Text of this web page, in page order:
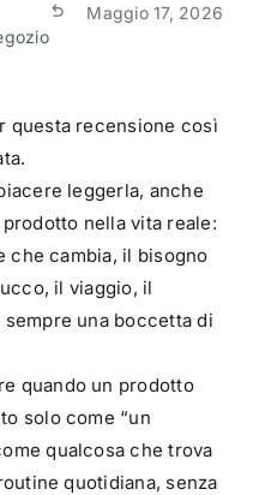
Maggio 17, 2026
questa recensione così
leggerla, anche
nella vita reale:
che cambia, il bisogno
il viaggio, il
una boccetta di
quando un prodotto
solo come “un
qualcosa che trova
quotidiana, senza